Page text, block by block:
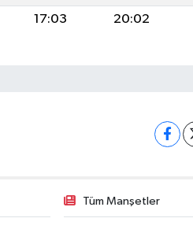
17:03 20:02
Tüm Manşetler